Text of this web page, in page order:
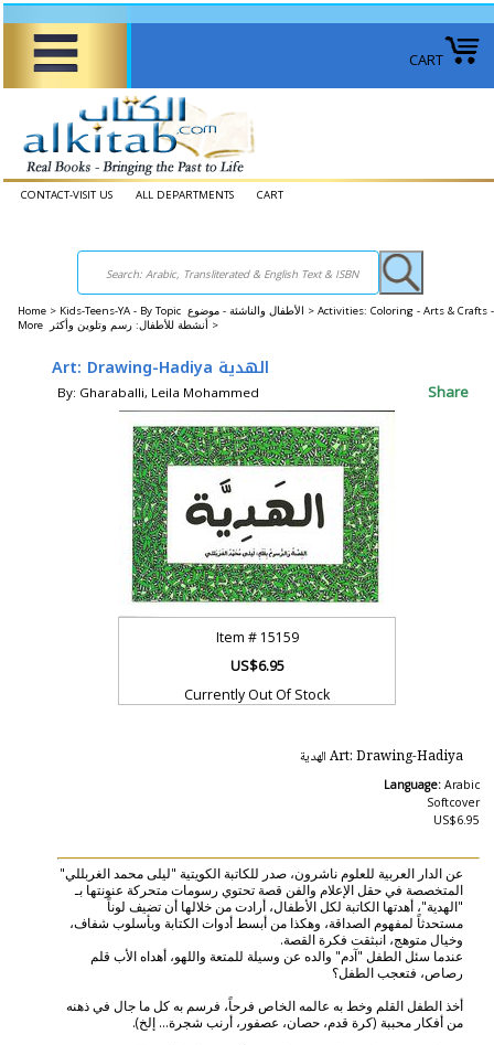
CART
CONTACT-VISIT US ALL DEPARTMENTS CART
Home > Kids-Teens-YA - By Topic الأطفال والناشئة - موضوع > Activities: Coloring - Arts & Crafts -
More أنشطة للأطفال: رسم وتلوين وأكثر >
Art: Drawing-Hadiya الهدية
By: Gharaballi, Leila Mohammed Share
Item # 15159
US$6.95
Currently Out Of Stock
Art: Drawing-Hadiya الهدية
Language: Arabic
Softcover
US$6.95
عن الدار العربية للعلوم ناشرون، صدر للكاتبة الكويتية "ليلى محمد الغربللي"
المتخصصة في حقل الإعلام والفن قصة تحتوي رسومات متحركة عنونتها بـ
"الهدية"، أهدتها الكاتبة لكل الأطفال، أرادت من خلالها أن تضيف لوناً
مستحدثاً لمفهوم الصداقة، وهكذا من أبسط أدوات الكتابة وبأسلوب شفاف،
وخيال متوهج، انبثقت فكرة القصة.
عندما سئل الطفل "آدم" والده عن وسيلة للمتعة واللهو، أهداه الأب قلم
رصاص، فتعجب الطفل؟
أخذ الطفل القلم وخط به عالمه الخاص فرحاً، فرسم به كل ما جال في ذهنه
من أفكار محببة (كرة قدم، حصان، عصفور، أرنب شجرة... إلخ).